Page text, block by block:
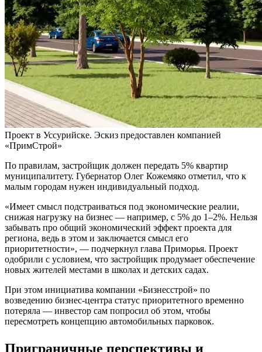
Проект в Уссурийске. Эскиз предоставлен компанией
«ПримСтрой»
По правилам, застройщик должен передать 5% квартир
муниципалитету. Губернатор Олег Кожемяко отметил, что к
малым городам нужен индивидуальный подход.
«Имеет смысл подстраиваться под экономические реалии,
снижая нагрузку на бизнес — например, с 5% до 1–2%. Нельзя
забывать про общий экономический эффект проекта для
региона, ведь в этом и заключается смысл его
приоритетности», — подчеркнул глава Приморья. Проект
одобрили с условием, что застройщик продумает обеспечение
новых жителей местами в школах и детских садах.
При этом инициатива компании «Бизнесстрой» по
возведению бизнес‑центра статус приоритетного временно
потеряла — инвестор сам попросил об этом, чтобы
пересмотреть концепцию автомобильных парковок.
Приграничные перспективы и